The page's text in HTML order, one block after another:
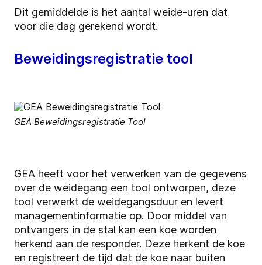
Dit gemiddelde is het aantal weide-uren dat
voor die dag gerekend wordt.
Beweidingsregistratie tool
GEA Beweidingsregistratie Tool
GEA heeft voor het verwerken van de gegevens
over de weidegang een tool ontworpen, deze
tool verwerkt de weidegangsduur en levert
managementinformatie op. Door middel van
ontvangers in de stal kan een koe worden
herkend aan de responder. Deze herkent de koe
en registreert de tijd dat de koe naar buiten